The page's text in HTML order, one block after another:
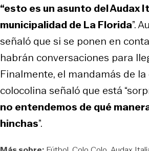
“esto es un asunto del Audax
municipalidad de La Florida”.
señaló que si se ponen en
habrán conversaciones para
Finalmente, el mandamás de
colocolina señaló que está
no entendemos de qué
hinchas”.